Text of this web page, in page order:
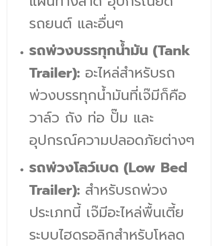
รถยนต์ และอื่นๆ
รถพ่วงบรรทุกน้ำมัน (Tank
Trailer):อะไหล่สำหรับรถ
พ่วงบรรทุกน้ำมันที่เจ๊มีก็คือ
วาล์ว ถัง ท่อ ปั๊ม และ
อุปกรณ์ความปลอดภัยต่างๆ
รถพ่วงโลว์เบด (Low Bed
Trailer):สำหรับรถพ่วง
ประเภทนี้ เจ๊มีอะไหล่พื้นเตี้ย
ระบบไฮดรอลิกสำหรับโหลด